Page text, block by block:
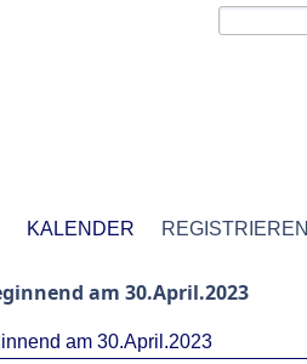
KALENDER REGISTRIEREN
am 30.April.2023
am 30.April.2023